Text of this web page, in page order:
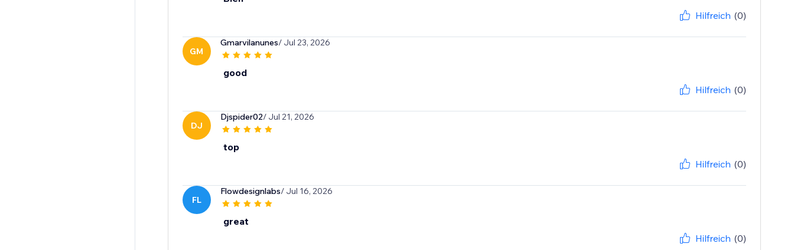
Hilfreich (0)
GM
Gmarvilanunes/ Jul 23, 2026
good
Hilfreich (0)
DJ
Djspider02/ Jul 21, 2026
top
Hilfreich (0)
FL
Flowdesignlabs/ Jul 16, 2026
great
Hilfreich (0)